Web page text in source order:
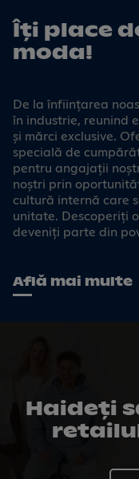
Îți place
moda!
De la înființarea
în industrie, reunind
și mărci exclusive.
specială de
pentru angajații
noștri prin
cultură internă care
unitate. Descoperiți
deveniți parte din
Află mai multe
Haideți